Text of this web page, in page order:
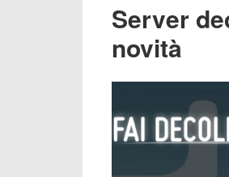
Server
novità